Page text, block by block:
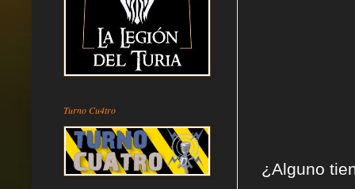
¿Alguno
Turno Cu4tro